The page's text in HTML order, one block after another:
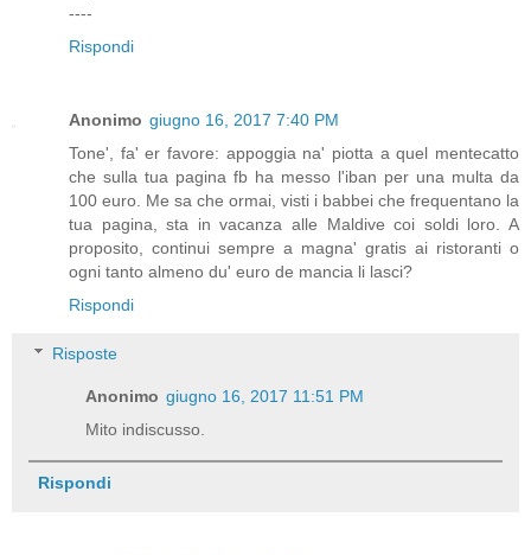
----
Rispondi
Anonimo giugno 16, 2017 7:40 PM
Tone', fa' er favore: appoggia na' piotta a quel mentecatto
che sulla tua pagina fb ha messo l'iban per una multa da
100 euro. Me sa che ormai, visti i babbei che frequentano la
tua pagina, sta in vacanza alle Maldive coi soldi loro. A
proposito, continui sempre a magna' gratis ai ristoranti o
ogni tanto almeno du' euro de mancia li lasci?
Rispondi
Risposte
Anonimo giugno 16, 2017 11:51 PM
Mito indiscusso.
Rispondi